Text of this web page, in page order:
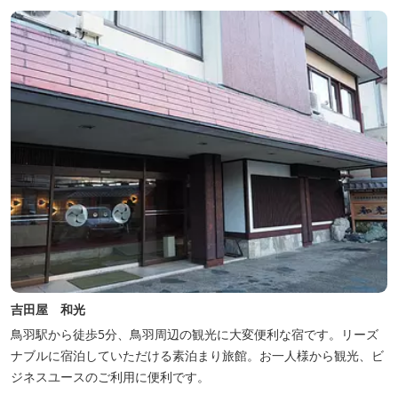
吉田屋 和光
鳥羽駅から徒歩5分、鳥羽周辺の観光に大変便利な宿です。リーズ
ナブルに宿泊していただける素泊まり旅館。お一人様から観光、ビ
ジネスユースのご利用に便利です。